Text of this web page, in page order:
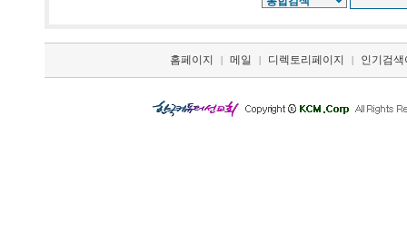
홈페이지 | 메일 | 디렉토리페이지 | 인기검색